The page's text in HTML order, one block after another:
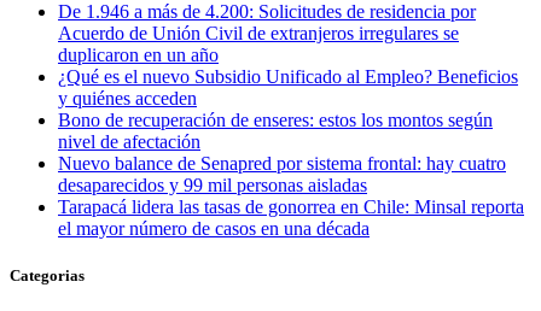
De 1.946 a más de 4.200: Solicitudes de residencia por
Acuerdo de Unión Civil de extranjeros irregulares se
duplicaron en un año
¿Qué es el nuevo Subsidio Unificado al Empleo? Beneficios
y quiénes acceden
Bono de recuperación de enseres: estos los montos según
nivel de afectación
Nuevo balance de Senapred por sistema frontal: hay cuatro
desaparecidos y 99 mil personas aisladas
Tarapacá lidera las tasas de gonorrea en Chile: Minsal reporta
el mayor número de casos en una década
Categorias